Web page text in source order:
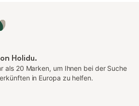
Holidu.
als 20 Marken, um Ihnen bei der Suche
in Europa zu helfen.